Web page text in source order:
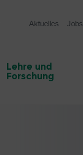
Aktuelles Jobs
Lehre und
Forschung